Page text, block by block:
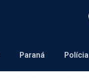
Paraná Polícia